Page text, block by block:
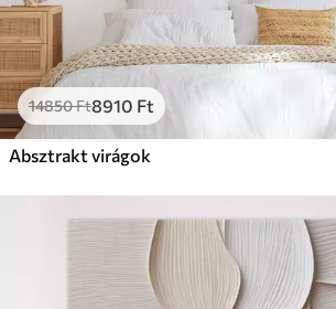
14850Ft8910 Ft
Absztrakt virágok